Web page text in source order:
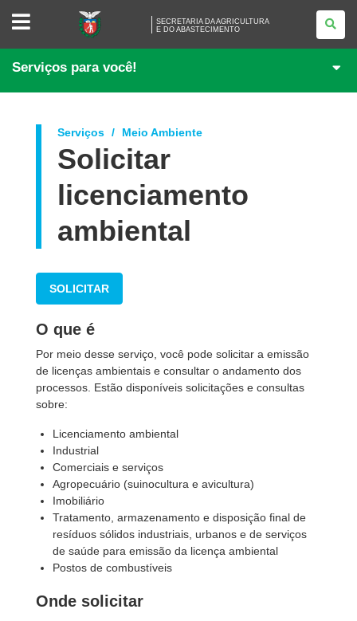
SECRETARIA
AGRICULTURA
<BR
/>E
DO
SECRETARIA DA AGRICULTURA
E DO ABASTECIMENTO
Serviços para você!
Serviços Meio Ambiente
Solicitar
licenciamento
ambiental
SOLICITAR
O que é
Por meio desse serviço, você pode solicitar a emissão
de licenças ambientais e consultar o andamento dos
processos. Estão disponíveis solicitações e consultas
sobre:
Licenciamento ambiental
Industrial
Comerciais e serviços
Agropecuário (suinocultura e avicultura)
Imobiliário
Tratamento, armazenamento e disposição final de
resíduos sólidos industriais, urbanos e de serviços
de saúde para emissão da licença ambiental
Postos de combustíveis
Onde solicitar